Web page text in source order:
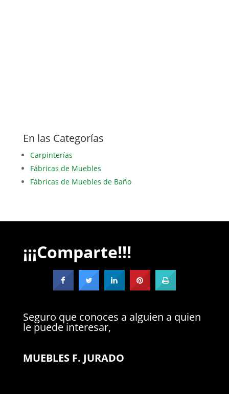
En las Categorías
Carpinterías
Fábricas de Muebles
Fábricas de Muebles de Baño
¡¡¡Comparte!!!
Seguro que conoces a alguien a quien
le puede interesar,
MUEBLES F. JURADO